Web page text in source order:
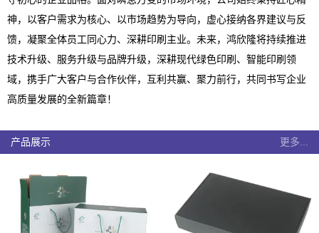
神，以客户需求为核心、以市场趋势为导向，虚心接纳各界建议与反
馈，凝聚全体员工同心力、深耕印刷主业。未来，鸿欣隆将持续推进
技术升级、服务升级与品牌升级，深耕现代绿色印刷、智能印刷领
域，携手广大客户与合作伙伴，互利共赢、聚力前行，共同书写企业
高质量发展的全新篇章！
产品展示 更多...